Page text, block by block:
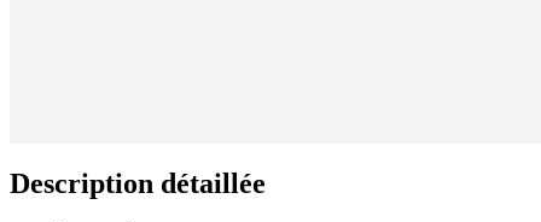
Description détaillée